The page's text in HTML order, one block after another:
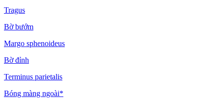
Tragus
Bờ bướm
Margo sphenoideus
Bờ đỉnh
Terminus parietalis
Bóng màng ngoài*